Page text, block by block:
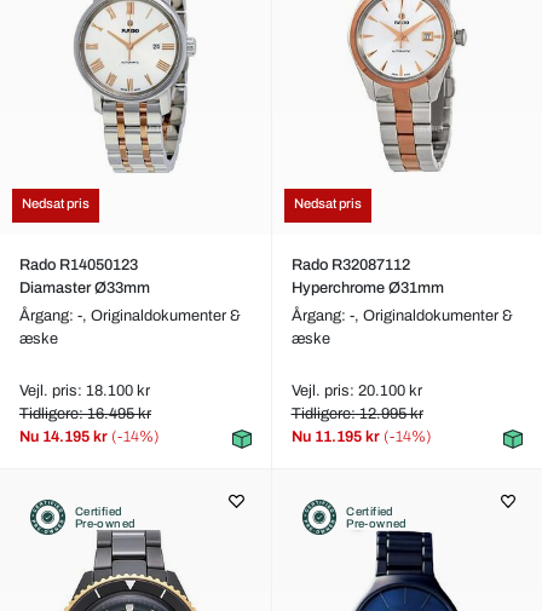
Nedsat pris
Rado R14050123
Diamaster Ø33mm
Årgang: -, Originaldokumenter &
æske
Vejl. pris: 18.100 kr
Tidligere: 16.495 kr
Nu 14.195 kr (-14%)
Nedsat pris
Rado R32087112
Hyperchrome Ø31mm
Årgang: -, Originaldokumenter &
æske
Vejl. pris: 20.100 kr
Tidligere: 12.995 kr
Nu 11.195 kr (-14%)
Certified
Pre-owned
Certified
Pre-owned